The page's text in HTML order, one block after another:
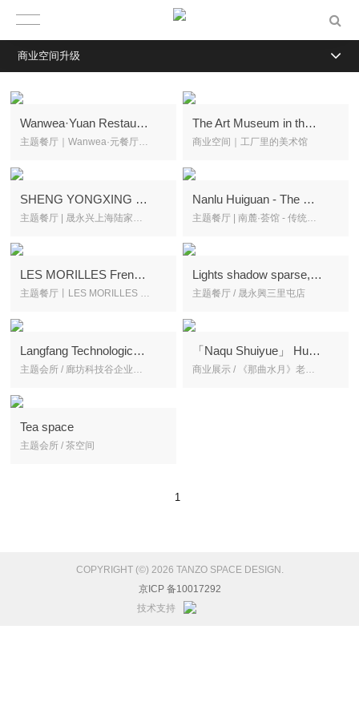
Wanwea·Yuan Restaurant--The feast of the Taotie after the Shang-Hai Jing
主题餐厅｜Wanwea·元餐厅-山海经后饕餮宴
The Art Museum in the factory
商业空间｜工厂里的美术馆
SHENG YONGXING - Michelin's secret
主题餐厅 | 晟永兴上海陆家嘴店
Nanlu Huiguan - The Modern Expression of Traditions
主题餐厅 | 南麓·荟馆 - 传统当代化系列
LES MORILLES French Restaurant
主题餐厅丨LES MORILLES 樂·墨瑞法餐厅
Lights shadow sparse, reflecting the world is not beautiful
主题餐厅 / 晟永興三里屯店
Langfang Technological Valley Business Clubhouse
主题会所 / 廊坊科技谷企业会所
「Naqu Shuiyue」 Hutong Quartet in Old Beijing
商业展示 / 《那曲水月》老北京的胡同四重奏
Tea space
主题会所 / 茶空间
1
COPYRIGHT (©) 2026 TANZO SPACE DESIGN.
京ICP 备10017292
技术支持
商业空间升级